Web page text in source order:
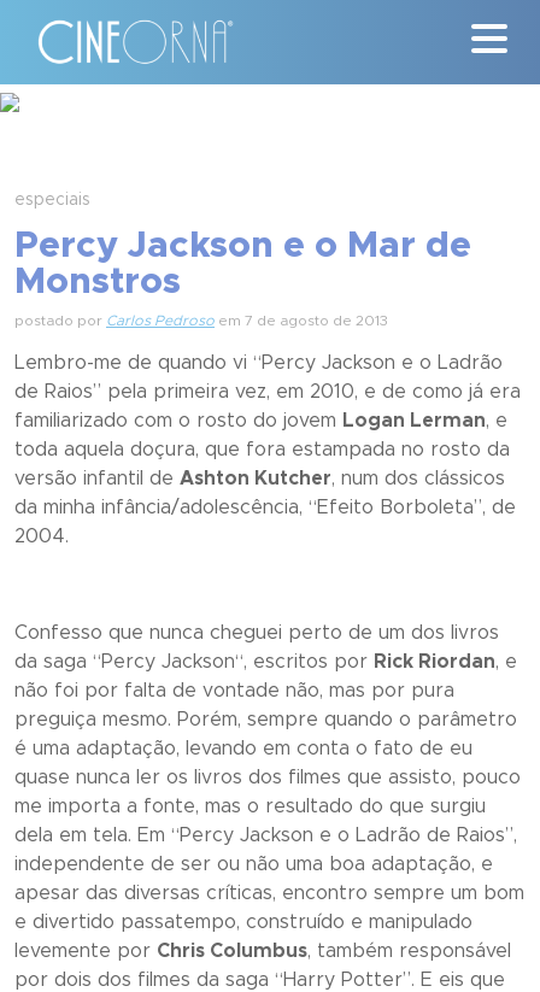
#ClássicosCineOrna
Nossa História
Contato
especiais
Percy Jackson e o Mar de
Monstros
postado por Carlos Pedroso em 7 de agosto de 2013
Lembro-me de quando vi “Percy Jackson e o Ladrão
de Raios” pela primeira vez, em 2010, e de como já era
familiarizado com o rosto do jovem Logan Lerman, e
toda aquela doçura, que fora estampada no rosto da
versão infantil de Ashton Kutcher, num dos clássicos
da minha infância/adolescência, “Efeito Borboleta”, de
2004.
Confesso que nunca cheguei perto de um dos livros
da saga “Percy Jackson“, escritos por Rick Riordan, e
não foi por falta de vontade não, mas por pura
preguiça mesmo. Porém, sempre quando o parâmetro
é uma adaptação, levando em conta o fato de eu
quase nunca ler os livros dos filmes que assisto, pouco
me importa a fonte, mas o resultado do que surgiu
dela em tela. Em “Percy Jackson e o Ladrão de Raios”,
independente de ser ou não uma boa adaptação, e
apesar das diversas críticas, encontro sempre um bom
e divertido passatempo, construído e manipulado
levemente por Chris Columbus, também responsável
por dois dos filmes da saga “Harry Potter”. E eis que